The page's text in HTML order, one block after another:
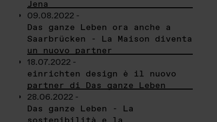
Jena
09.08.2022 -
Das ganze Leben ora anche a
Saarbrücken - La Maison diventa
un nuovo partner
18.07.2022 -
einrichten design è il nuovo
partner di Das ganze Leben
28.06.2022 -
Das ganze Leben - La